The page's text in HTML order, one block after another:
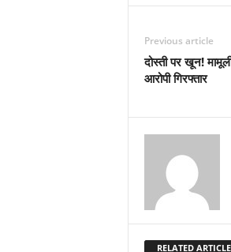
Previous article
दोस्ती पर खून!
आरोपी गिरफ्तार
RELATED